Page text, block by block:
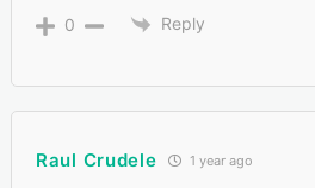
0 Reply
Raul Crudele 1 year ago